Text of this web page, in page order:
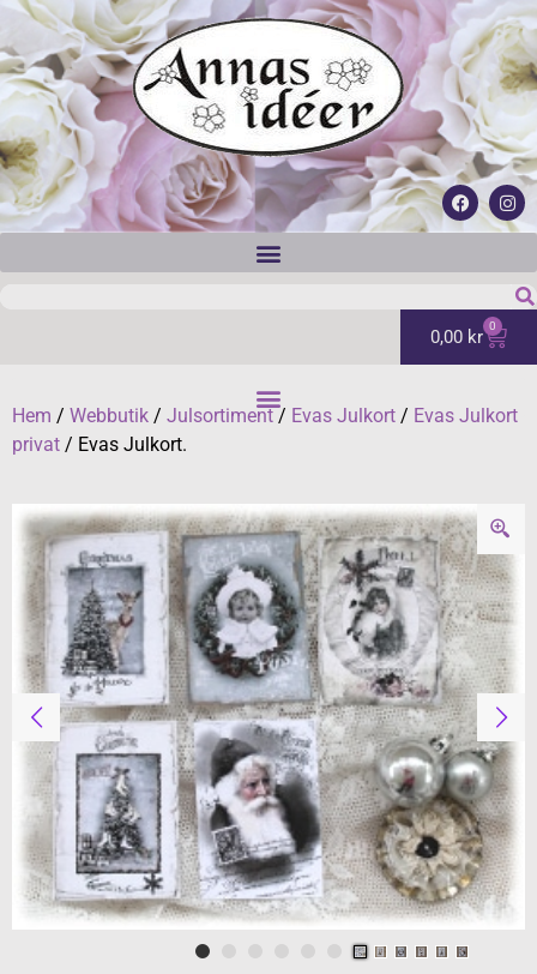
0,00 kr 0
Hem / Webbutik / Julsortiment/ Evas Julkort / Evas Julkort
privat / Evas Julkort.